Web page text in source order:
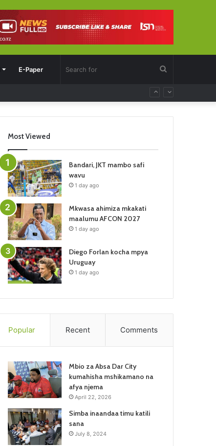
E-Paper
Most Viewed
Bandari, JKT mambo safi
wavu
1 day ago
Mkwasa ahimiza mkakati
maalumu AFCON 2027
1 day ago
Diego Forlan kocha mpya
Uruguay
1 day ago
Popular Recent Comments
Mbio za Absa Dar City
kumahisha mshikamano na
afya njema
April 22, 2026
Simba inaandaa timu katili
sana
July 8, 2024